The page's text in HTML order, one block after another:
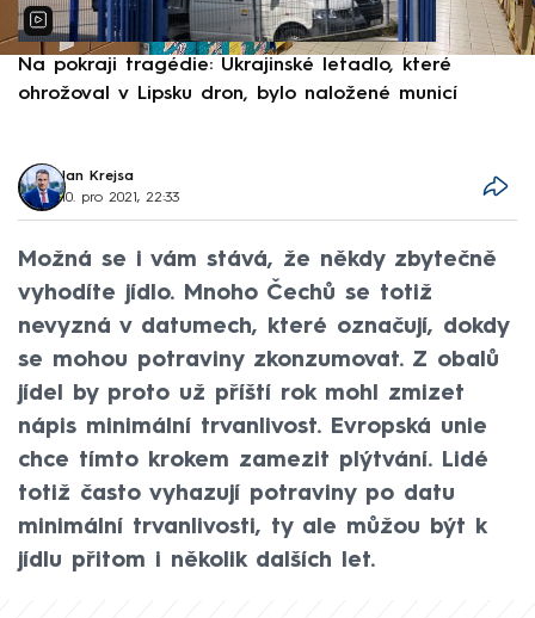
Na pokraji tragédie: Ukrajinské letadlo, které
ohrožoval v Lipsku dron, bylo naložené municí
Jan Krejsa
10. pro 2021, 22:33
Možná se i vám stává, že někdy zbytečně
vyhodíte jídlo. Mnoho Čechů se totiž
nevyzná v datumech, které označují, dokdy
se mohou potraviny zkonzumovat. Z obalů
jídel by proto už příští rok mohl zmizet
nápis minimální trvanlivost. Evropská unie
chce tímto krokem zamezit plýtvání. Lidé
totiž často vyhazují potraviny po datu
minimální trvanlivosti, ty ale můžou být k
jídlu přitom i několik dalších let.